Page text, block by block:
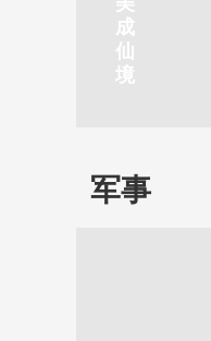
静赏京娘湖
京娘湖位于邯郸
山
公
园
水
镇
湖
景
区
石
峡
梦
海
湾
岭
瀑
布
云
山
成
仙
境
军事